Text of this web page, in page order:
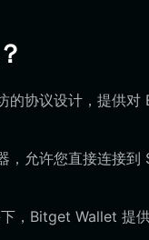
协议设计，提供
，允许您直接连接
，Bitget Wallet 提